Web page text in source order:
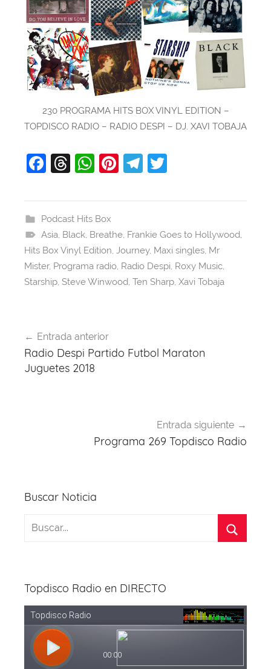
230 PROGRAMA HITS BOX VINYL EDITION –
TOPDISCO RADIO – RADIO DESPI – DJ. XAVI TOBAJA
F
e
b
o
o
T
a
d
s
W
s
A
p
p
Pi
st
T
a
m
Podcast Hits Box
Asia, Black, Breathe, Frankie Goes to Hollywood,
Hits Box Vinyl Edition, Journey, Maxi singles, Mr
Mister, Programa radio, Radio Despi, Roxy Music,
Starship, Steve Winwood, Ten Sharp, Xavi Tobaja
de
entradas
Entrada anterior
Radio Despi Partido Futbol Maraton
Juguetes 2018
Entrada siguiente
Programa 269 Topdisco Radio
Buscar Noticia
Topdisco Radio en DIRECTO